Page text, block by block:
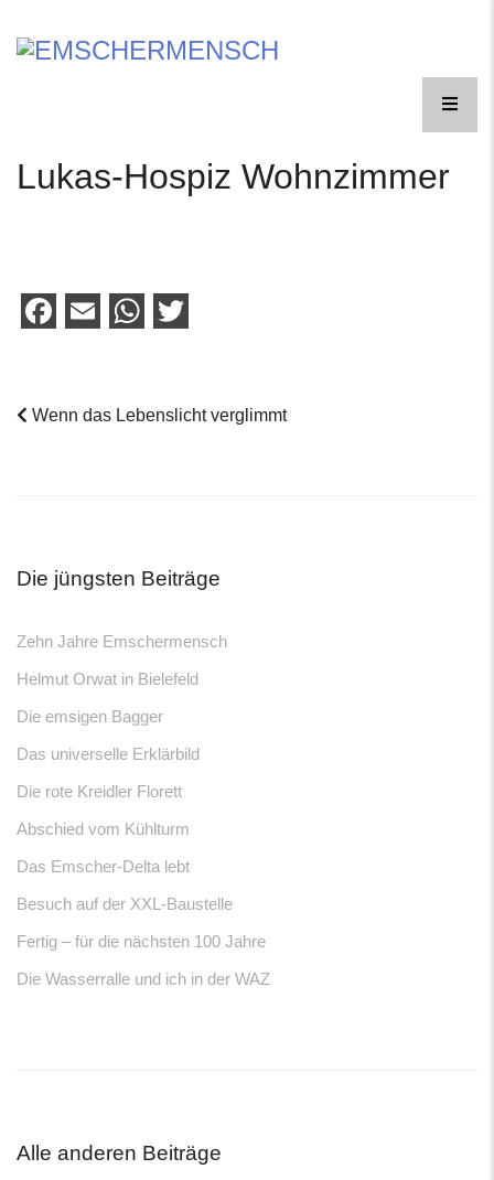
EINE
Lukas-Hospiz Wohnzimmer
Facebook
EmailWhatsApp
Wenn das Lebenslicht verglimmt
Die jüngsten Beiträge
Zehn Jahre Emschermensch
Helmut Orwat in Bielefeld
Die emsigen Bagger
Das universelle Erklärbild
Die rote Kreidler Florett
Abschied vom Kühlturm
Das Emscher-Delta lebt
Besuch auf der XXL-Baustelle
Fertig – für die nächsten 100 Jahre
Die Wasserralle und ich in der WAZ
Alle anderen Beiträge